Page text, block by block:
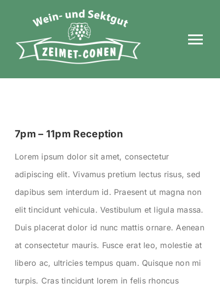
springen
UNSERE WEINE
VERANSTALTUNGEN
DETAILS
7pm – 11pm Reception
Lorem ipsum dolor sit amet, consectetur
adipiscing elit. Vivamus pretium lectus risus, sed
dapibus sem interdum id. Praesent ut magna non
elit tincidunt vehicula. Vestibulum et ligula massa.
Duis placerat dolor id nunc mattis ornare. Aenean
at consectetur mauris. Fusce erat leo, molestie at
libero ac, ultricies tempus quam. Quisque non mi
turpis. Cras tincidunt lorem in felis rhoncus